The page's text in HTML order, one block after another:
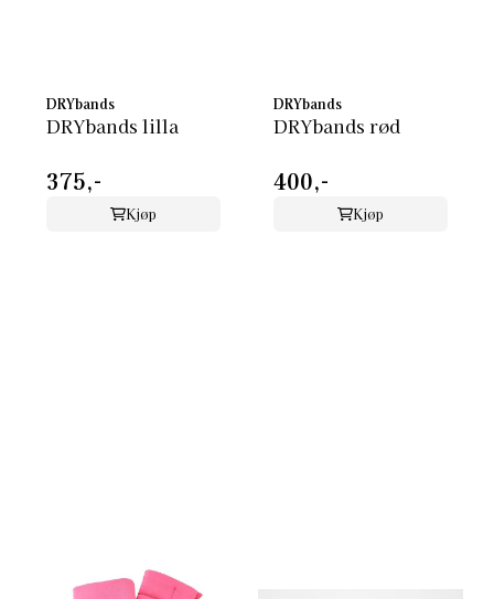
DRYbands
DRYbands lilla
375,-
Kjøp
DRYbands
DRYbands rød
400,-
Kjøp